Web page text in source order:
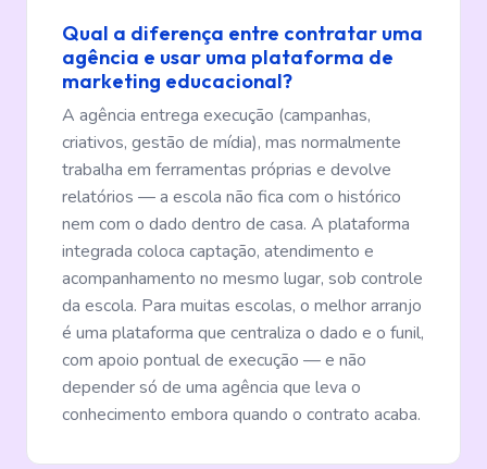
Qual a diferença entre contratar uma
agência e usar uma plataforma de
marketing educacional?
A agência entrega execução (campanhas,
criativos, gestão de mídia), mas normalmente
trabalha em ferramentas próprias e devolve
relatórios — a escola não fica com o histórico
nem com o dado dentro de casa. A plataforma
integrada coloca captação, atendimento e
acompanhamento no mesmo lugar, sob controle
da escola. Para muitas escolas, o melhor arranjo
é uma plataforma que centraliza o dado e o funil,
com apoio pontual de execução — e não
depender só de uma agência que leva o
conhecimento embora quando o contrato acaba.